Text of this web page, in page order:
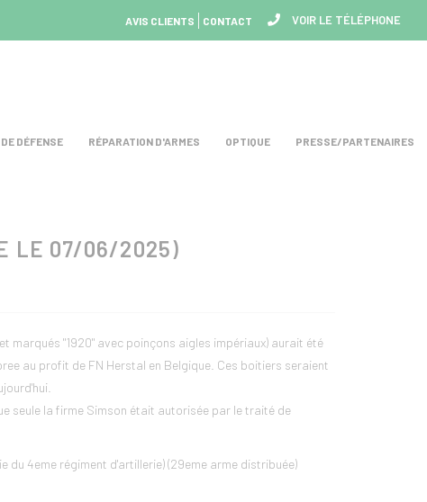
VOIR LE TÉLÉPHONE
AVIS CLIENTS CONTACT
DÉFENSE RÉPARATION D'ARMES OPTIQUE PRESSE/PARTENAIRES
LE 07/06/2025)
marqués "1920" avec poinçons aigles impériaux) aurait été
au profit de FN Herstal en Belgique. Ces boitiers seraient
seule la firme Simson était autorisée par le traité de
du 4eme régiment d'artillerie) (29eme arme distribuée)